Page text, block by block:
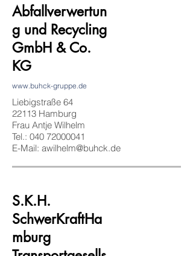
Abfallverwertun
g und Recycling
GmbH & Co.
KG
www.buhck-gruppe.de
Liebigstraße 64
22113 Hamburg
Frau Antje Wilhelm
Tel.: 040 72000041
E-Mail: awilhelm@buhck.de
S.K.H.
SchwerKraftHa
mburg